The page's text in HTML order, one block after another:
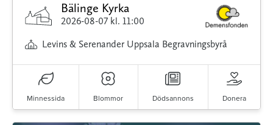
Bälinge Kyrka
2026-08-07 kl. 11:00
Levins & Serenander Uppsala Begravningsbyrå
Minnessida Blommor Dödsannons Donera